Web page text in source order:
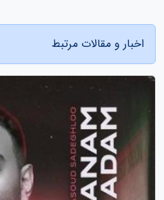
اخبار و مقالات مرتبط